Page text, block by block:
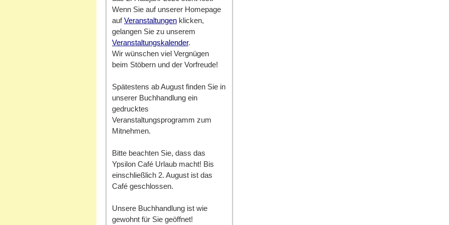
Wenn Sie auf unserer Homepage
aufVeranstaltungen klicken,
gelangen Sie zu unserem
Veranstaltungskalender.
Wir wünschen viel Vergnügen
beim Stöbern und der Vorfreude!
Spätestens ab August finden Sie in
unserer Buchhandlung ein
gedrucktes
Veranstaltungsprogramm zum
Mitnehmen.
Bitte beachten Sie, dass das
Ypsilon Café Urlaub macht! Bis
einschließlich 2. August ist das
Café geschlossen.
Unsere Buchhandlung ist wie
gewohnt für Sie geöffnet!